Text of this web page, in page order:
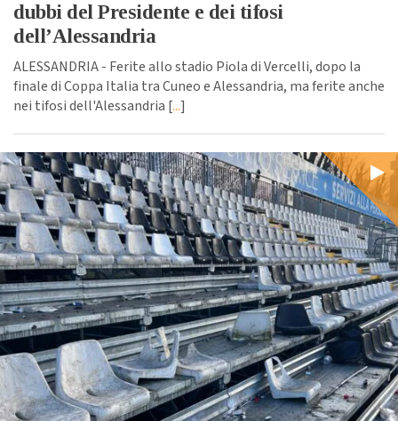
dubbi del Presidente e dei tifosi
dell’Alessandria
ALESSANDRIA - Ferite allo stadio Piola di Vercelli, dopo la
finale di Coppa Italia tra Cuneo e Alessandria, ma ferite anche
nei tifosi dell'Alessandria [...]